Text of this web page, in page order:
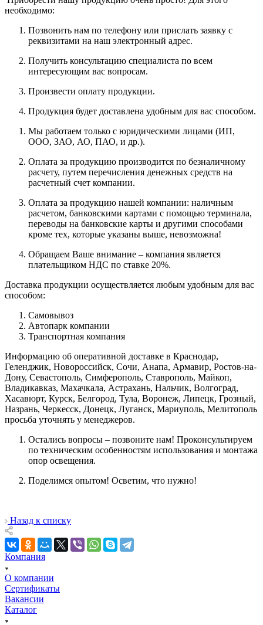
необходимо:
Позвонить нам по телефону или прислать заявку с
реквизитами на наш электронный адрес.
Получить консультацию специалиста по всем
интересующим вас вопросам.
Произвести оплату продукции.
Продукция будет доставлена удобным для вас способом.
Мы работаем только с юридическими лицами (ИП,
ООО, ЗАО, АО, ПАО, и др.).
Оплата за продукцию производится по безналичному
расчету, путем перечисления денежных средств на
расчетный счет компании.
Оплата за продукцию нашей компании: наличным
расчетом, банковскими картами с помощью терминала,
переводы на банковские карты и другими способами
кроме тех, которые указаны выше, невозможна!
Обращаем Ваше внимание – компания является
плательщиком НДС по ставке 20%.
Доставка продукции осуществляется любым удобным для вас
способом:
Самовывоз
Автопарк компании
Транспортная компания
Информацию об оперативной доставке в Краснодар,
Геленджик, Новороссийск, Сочи, Анапа, Армавир, Ростов-на-
Дону, Севастополь, Симферополь, Ставрополь, Майкоп,
Владикавказ, Махачкала, Астрахань, Нальчик, Волгоград,
Хасавюрт, Курск, Белгород, Тула, Воронеж, Липецк, Грозный,
Назрань, Черкесск, Донецк, Луганск, Мариуполь, Мелитополь
просьба уточнять у менеджеров.
Остались вопросы – позвоните нам! Проконсультируем
по техническим особенностям использования и монтажа
опор освещения.
Поделимся опытом! Осветим, что нужно!
Назад к списку
Компания
О компании
Сертификаты
Вакансии
Каталог